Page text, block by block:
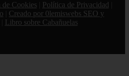
de Cookies Política de Privacidad
Creado por 0lemiswebs SEO y
Libro sobre Cabañuelas